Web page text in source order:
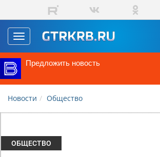
Перейти к основному содержанию
Toggle
navigation
Предложить новость
Новости Общество
ОБЩЕСТВО